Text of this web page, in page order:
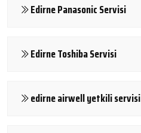
Edirne Panasonic Servisi
Edirne Toshiba Servisi
edirne airwell yetkili servisi